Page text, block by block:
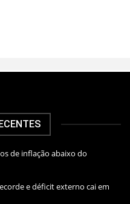
de inflação abaixo do
e déficit externo cai em